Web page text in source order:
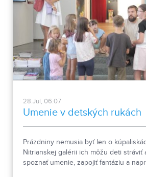
28.Jul, 06:07
Umenie v detských rukách
Prázdniny nemusia byť len o
Nitrianskej galérii ich môžu deti stráviť
spoznať umenie, zapojiť fantáziu a